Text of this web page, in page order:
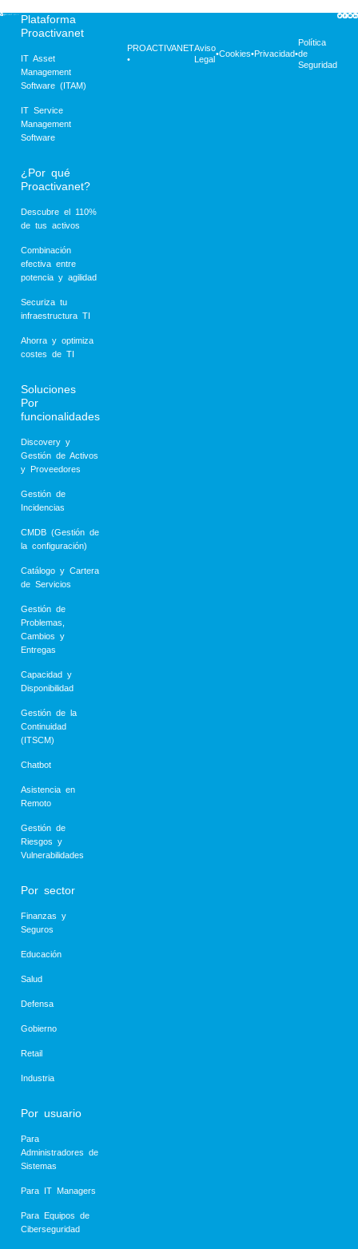
Plataforma
Proactivanet
IT Asset
Management
Software (ITAM)
IT Service
Management
Software
¿Por qué
Proactivanet?
Descubre el 110%
de tus activos
Combinación
efectiva entre
potencia y agilidad
Securiza tu
infraestructura TI
Ahorra y optimiza
costes de TI
Soluciones
Por
funcionalidades
Discovery y
Gestión de Activos
y Proveedores
Gestión de
Incidencias
CMDB (Gestión de
la configuración)
Catálogo y Cartera
de Servicios
Gestión de
Problemas,
Cambios y
Entregas
Capacidad y
Disponibilidad
Gestión de la
Continuidad
(ITSCM)
Chatbot
Asistencia en
Remoto
Gestión de
Riesgos y
Vulnerabilidades
Por sector
Finanzas y
Seguros
Educación
Salud
Defensa
Gobierno
Retail
Industria
Por usuario
Para
Administradores de
Sistemas
Para IT Managers
Para Equipos de
Ciberseguridad
PROACTIVANET
•
Aviso
Legal
•Cookies•Privacidad•
Política
de
Seguridad